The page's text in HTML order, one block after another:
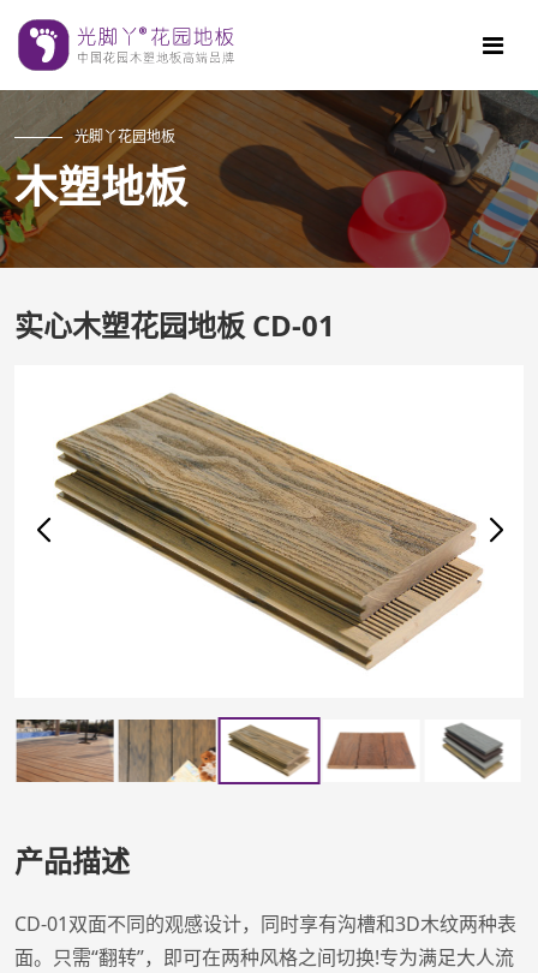
光脚丫花园地板
木塑地板
实心木塑花园地板 CD-01
产品描述
CD-01双面不同的观感设计，同时享有沟槽和3D木纹两种表
面。只需“翻转”，即可在两种风格之间切换!专为满足大人流